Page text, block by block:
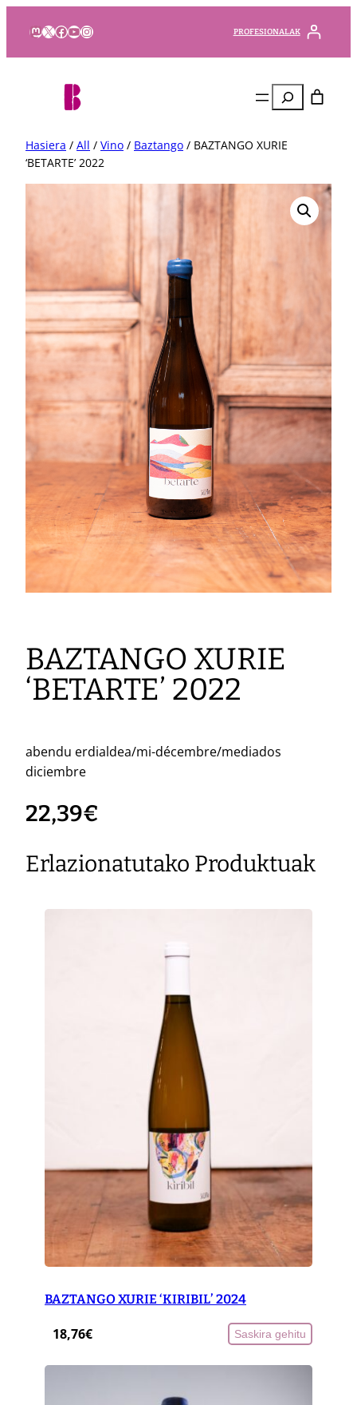
Mastodon
X Facebook
YouTube
Instagram PROFESIONALAK
Bilatu
Hasiera / All / Vino / Baztango / BAZTANGO XURIE
‘BETARTE’ 2022
BAZTANGO XURIE
‘BETARTE’ 2022
abendu erdialdea/mi-décembre/mediados
diciembre
22,39€
Erlazionatutako Produktuak
BAZTANGO XURIE ‘KIRIBIL’ 2024
18,76€ Saskira gehitu